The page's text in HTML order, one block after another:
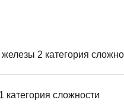
2 категория
сложности